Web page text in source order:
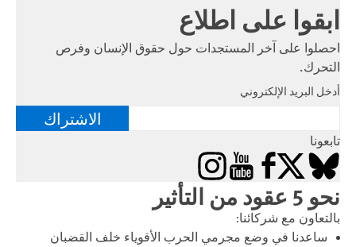
ابقوا على اطلاع
احصلوا على آخر المستجدات حول حقوق الإنسان وفرص
التحرك.
أدخل البريد الإلكتروني
الاشتراك
تابعونا
Bluesky
X
Facebook
YouTube
Instagram
نحو 5 عقود من التأثير
بالتعاون مع شركائنا:
ساعدنا في وضع مجرمي الحرب الأقوياء خلف القضبان